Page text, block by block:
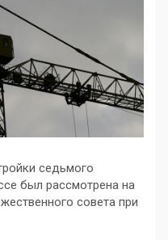
седьмого
был рассмотрена на
совета при